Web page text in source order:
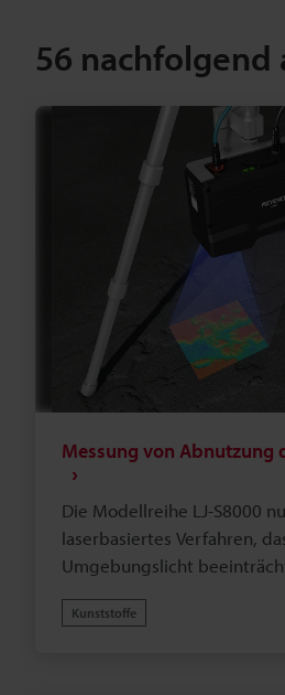
56 nachfolgend
Messung von Abnutzung
Die Modellreihe LJ-S8000
laserbasiertes Verfahren,
Umgebungslicht
von Daten im Außenbereich
Kunststoffe